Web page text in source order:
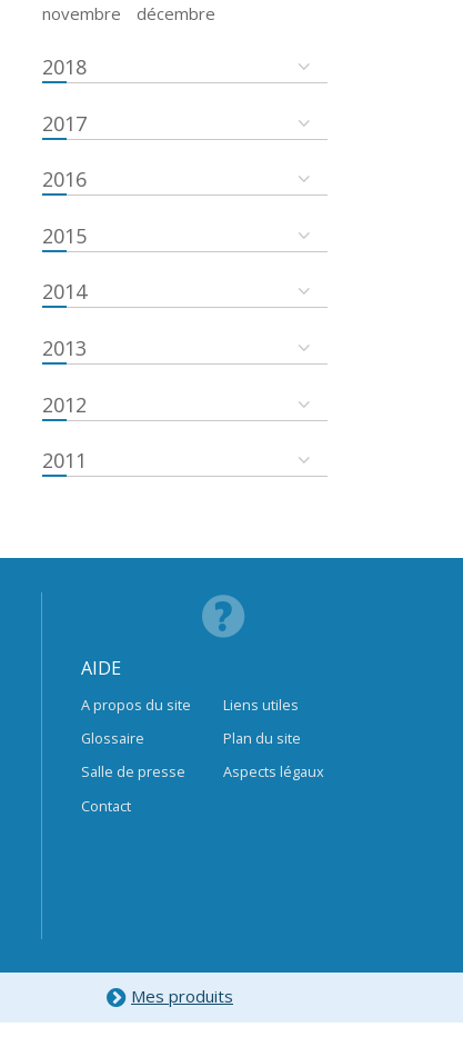
novembre
décembre
2018
2017
2016
2015
2014
2013
2012
2011
AIDE
A propos du site
Glossaire
Salle de presse
Contact
Liens utiles
Plan du site
Aspects légaux
Mes produits